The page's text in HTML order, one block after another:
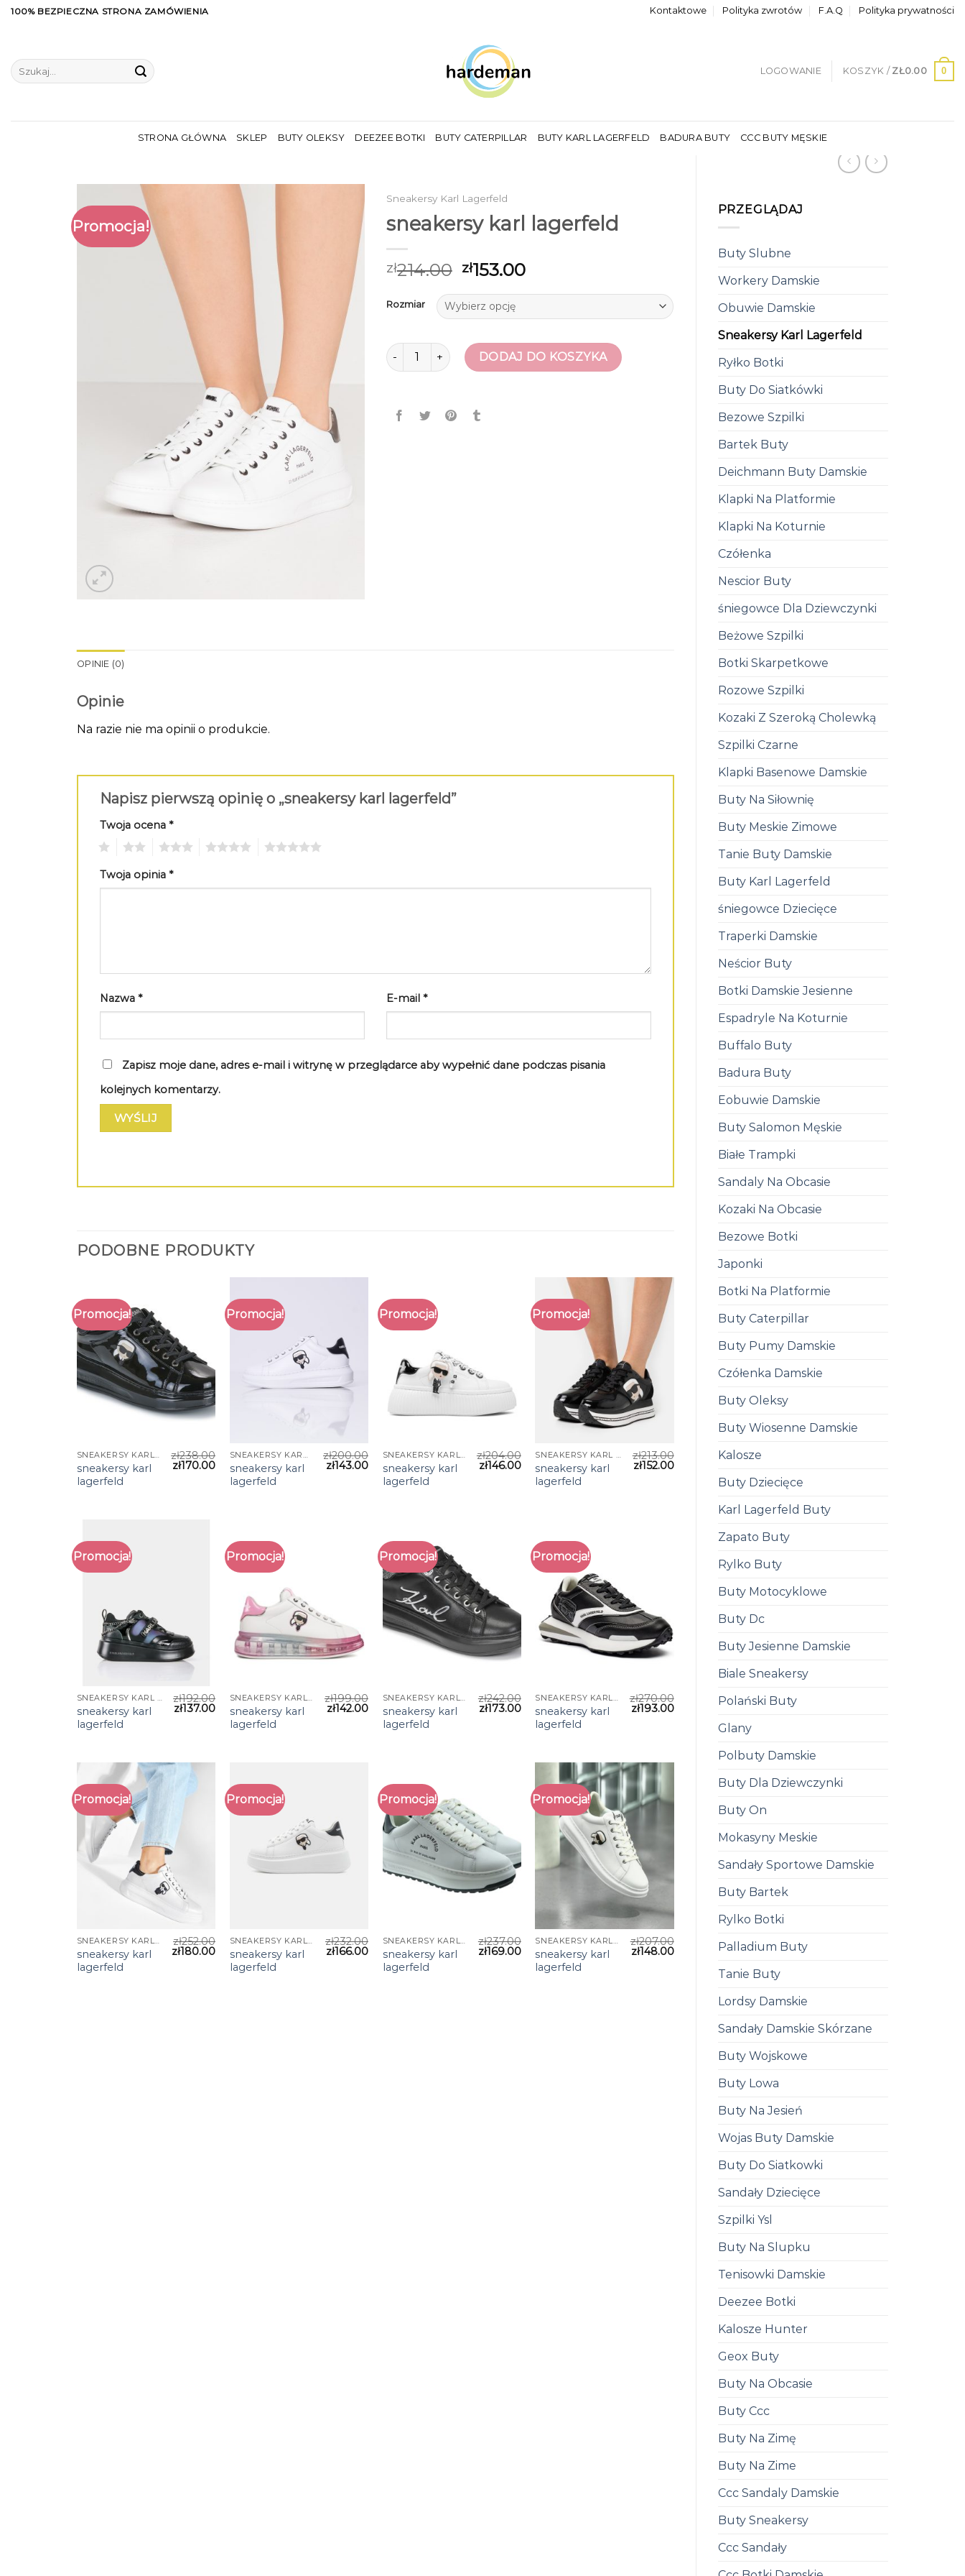
Skip100% BEZPIECZNA STRONA ZAMÓWIENIA Kontaktowe Polityka zwrotów F.A.Q Polityka prywatności
Szukaj:
LOGOWANIE KOSZYK / ZŁ0.00 0
STRONA GŁÓWNA SKLEP BUTY OLEKSY DEEZEE BOTKI BUTY CATERPILLAR BUTY KARL LAGERFELD BADURA BUTY CCC BUTY MĘSKIE
PRZEGLĄDAJ
Buty Slubne
Workery Damskie
Obuwie Damskie
Sneakersy Karl Lagerfeld
Ryłko Botki
Buty Do Siatkówki
Bezowe Szpilki
Bartek Buty
Deichmann Buty Damskie
Klapki Na Platformie
Klapki Na Koturnie
Czółenka
Nescior Buty
śniegowce Dla Dziewczynki
Beżowe Szpilki
Botki Skarpetkowe
Rozowe Szpilki
Kozaki Z Szeroką Cholewką
Szpilki Czarne
Klapki Basenowe Damskie
Buty Na Siłownię
Buty Meskie Zimowe
Tanie Buty Damskie
Buty Karl Lagerfeld
śniegowce Dziecięce
Traperki Damskie
Neścior Buty
Botki Damskie Jesienne
Espadryle Na Koturnie
Buffalo Buty
Badura Buty
Eobuwie Damskie
Buty Salomon Męskie
Białe Trampki
Sandaly Na Obcasie
Kozaki Na Obcasie
Bezowe Botki
Japonki
Botki Na Platformie
Buty Caterpillar
Buty Pumy Damskie
Czółenka Damskie
Buty Oleksy
Buty Wiosenne Damskie
Kalosze
Buty Dziecięce
Karl Lagerfeld Buty
Zapato Buty
Rylko Buty
Buty Motocyklowe
Buty Dc
Buty Jesienne Damskie
Biale Sneakersy
Polański Buty
Glany
Polbuty Damskie
Buty Dla Dziewczynki
Buty On
Mokasyny Meskie
Sandały Sportowe Damskie
Buty Bartek
Rylko Botki
Palladium Buty
Tanie Buty
Lordsy Damskie
Sandały Damskie Skórzane
Buty Wojskowe
Buty Lowa
Buty Na Jesień
Wojas Buty Damskie
Buty Do Siatkowki
Sandały Dziecięce
Szpilki Ysl
Buty Na Slupku
Tenisowki Damskie
Deezee Botki
Kalosze Hunter
Geox Buty
Buty Na Obcasie
Buty Ccc
Buty Na Zimę
Buty Na Zime
Ccc Sandaly Damskie
Buty Sneakersy
Ccc Sandały
Promocja!
Sneakersy Karl Lagerfeld
sneakersy karl lagerfeld
zł214.00 zł153.00
Rozmiar
ilość sneakersy karl lagerfeldDODAJ DO KOSZYKA
OPINIE (0)
Opinie
Na razie nie ma opinii o produkcie.
Napisz pierwszą opinię o „sneakersy karl lagerfeld”
Twoja ocena *
Twoja opinia *
Nazwa * E-mail *
Zapisz moje dane, adres e-mail i witrynę w przeglądarce aby wypełnić dane podczas pisania
kolejnych komentarzy.
PODOBNE PRODUKTY
Promocja!
SNEAKERSY KARL LAGERFELD
sneakersy karl
lagerfeld
zł238.00
zł170.00
Promocja!
SNEAKERSY KARL LAGERFELD
sneakersy karl
lagerfeld
zł200.00
zł143.00
Promocja!
SNEAKERSY KARL LAGERFELD
sneakersy karl
lagerfeld
zł204.00
zł146.00
Promocja!
SNEAKERSY KARL LAGERFELD
sneakersy karl
lagerfeld
zł213.00
zł152.00
Promocja!
SNEAKERSY KARL LAGERFELD
sneakersy karl
lagerfeld
zł192.00
zł137.00
Promocja!
SNEAKERSY KARL LAGERFELD
sneakersy karl
lagerfeld
zł199.00
zł142.00
Promocja!
SNEAKERSY KARL LAGERFELD
sneakersy karl
lagerfeld
zł242.00
zł173.00
Promocja!
SNEAKERSY KARL LAGERFELD
sneakersy karl
lagerfeld
zł270.00
zł193.00
Promocja!
SNEAKERSY KARL LAGERFELD
sneakersy karl
lagerfeld
zł252.00
zł180.00
Promocja!
SNEAKERSY KARL LAGERFELD
sneakersy karl
lagerfeld
zł232.00
zł166.00
Promocja!
SNEAKERSY KARL LAGERFELD
sneakersy karl
lagerfeld
zł237.00
zł169.00
Promocja!
SNEAKERSY KARL LAGERFELD
sneakersy karl
lagerfeld
zł207.00
zł148.00